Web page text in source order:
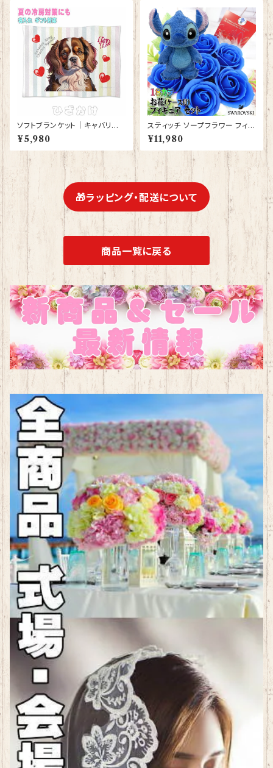
祝い 結婚記念日 JIM SHORE
本命 義理 ディズニーランド ディ
ディズニー
ソフトブランケット｜キャバリア
キングチャールズスパニエル 犬
ドッグ 雑貨 グッズ ひざかけ 毛
布【型番 SB-10001 】
¥5,980
スティッチ ソープフラワー フィギ
ュア セット 花束 誕生日プレゼン
ト お祝い プレゼント フラワーギ
フト フラワーアレンジメント 【br
ack-s】
¥11,980
🎁ラッピング・配送について
商品一覧に戻る